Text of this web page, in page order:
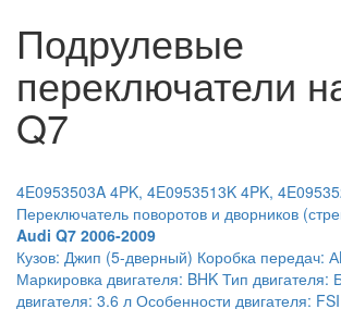
Подрулевые
переключатели
Q7
4E0953503A 4PK, 4E0953513K 4PK,
Переключатель поворотов и дворников
Audi Q7 2006-2009
Кузов: Джип (5-дверный) Коробка передач:
Маркировка двигателя: BHK Тип двигателя:
двигателя: 3.6 л Особенности двигателя: